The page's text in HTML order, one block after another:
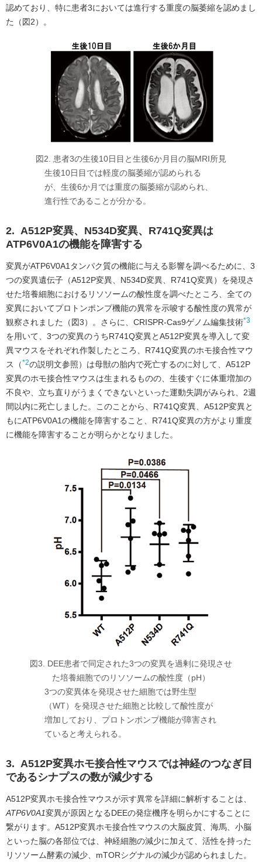
認めており、特に患者3においては進行する重度の脳萎縮を認めまし
た（図2）。
図2. 患者3の生後10日目と生後6か月目の脳MRI所見
生後10日目では軽度の脳萎縮が認められる
が、生後6か月では重度の脳萎縮が認められ、
進行性であることが分かる。
2. A512P変異、N534D変異、R741Q変異は
ATP6V0A1の機能を障害する
変異がATP6V0A1タンパク質の機能に与える影響を調べるために、3
つの変異遺伝子（A512P変異、N534D変異、R741Q変異）を発現さ
せた培養細胞におけるリソソームの酸性度を調べたところ、全ての
変異においてプロトンポンプ機能の異常を示唆する酸性度の異常が
観察されました（図3）。さらに、CRISPR-Cas9ゲノム編集技術*3
を用いて、3つの変異のうちR741Q変異とA512P変異を導入して変
異マウスをそれぞれ作製したところ、R741Q変異のホモ接合性マウ
ス（*2の説明文参照）は母獣の胎内で死亡するのに対して、A512P
変異のホモ接合性マウスは生まれるものの、生後すぐに体重増加の
不良や、立ち直りがうまくできないといった運動失調がみられ、2週
間以内に死亡しました。このことから、R741Q変異、A512P変異と
もにATP6V0A1の機能を障害すること、R741Q変異の方がより重度
に機能を障害することが明らかとなりました。
図3. DEE患者で同定された3つの変異を過剰に発現させ
た培養細胞でのリソソームの酸性度（pH）
3つの変異体を発現させた細胞では野生型
（WT）を発現させた細胞と比較して酸性度が
増加しており、プロトンポンプ機能が障害され
ていると考えられる。
3. A512P変異ホモ接合性マウスでは神経のつなぎ目
であるシナプスの数が減少する
A512P変異ホモ接合性マウスが示す異常を詳細に解析することは、
ATP6V0A1変異が原因となるDEEの発症機序を明らかにすることに
繋がります。A512P変異ホモ接合性マウスの大脳皮質、海馬、小脳
といった脳の各部位では、神経細胞の減少に加えて、活性を持った
リソソーム酵素の減少、mTORシグナルの減少が認められました。